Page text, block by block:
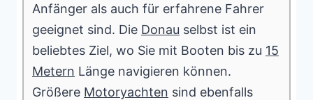
Anfänger als auch für erfahrene Fahrer
geeignet sind. Die Donau selbst ist ein
beliebtes Ziel, wo Sie mit Booten bis zu 15
Metern Länge navigieren können.
Größere Motoryachten sind ebenfalls